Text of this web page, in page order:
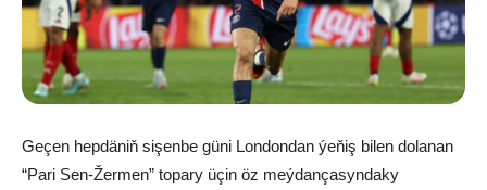
Geçen hepdäniň sişenbe güni Londondan ýeňiş bilen dolanan
“Pari Sen-Žermen” topary üçin öz meýdançasyndaky